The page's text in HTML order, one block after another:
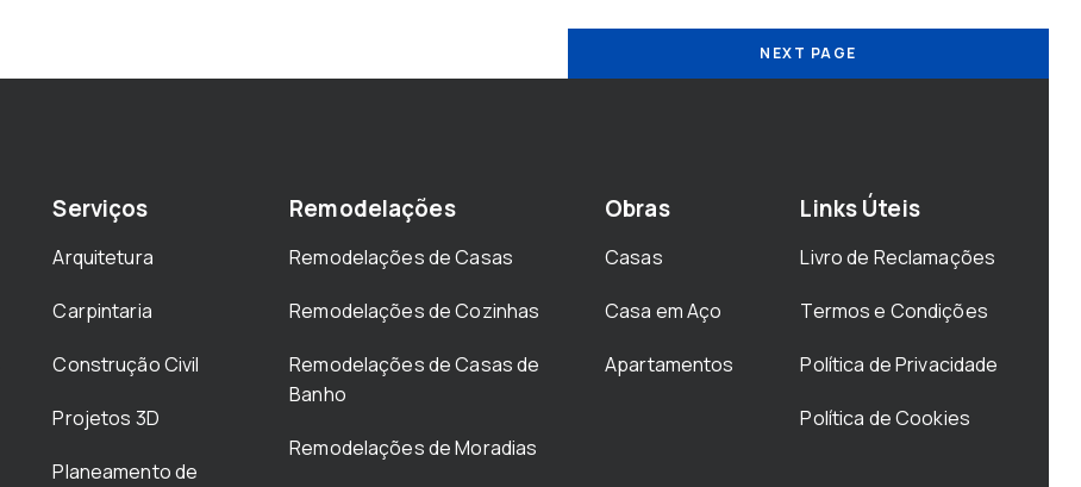
NEXT PAGE
Serviços
Arquitetura
Carpintaria
Construção Civil
Projetos 3D
Planeamento de
Remodelações
Remodelações de Casas
Remodelações de Cozinhas
Remodelações de Casas de
Banho
Remodelações de Moradias
Obras
Casas
Casa em Aço
Apartamentos
Links Úteis
Livro de Reclamações
Termos e Condições
Política de Privacidade
Política de Cookies